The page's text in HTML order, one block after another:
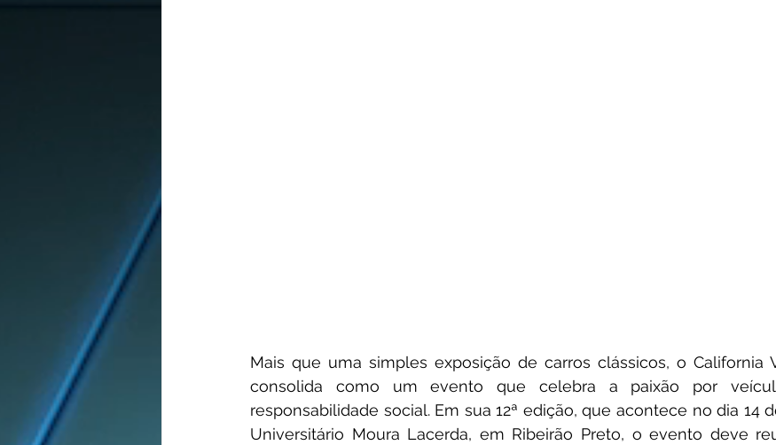
Mais que uma simples exposição de carros clássicos, o California
consolida como um evento que celebra a paixão por
responsabilidade social. Em sua 12ª edição, que acontece no dia 14
Universitário Moura Lacerda, em Ribeirão Preto, o evento deve